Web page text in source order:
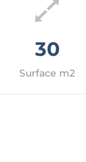
30
Surface m2